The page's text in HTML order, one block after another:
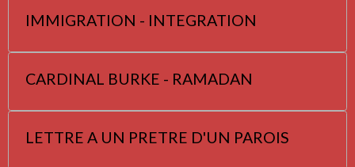
IMMIGRATION - INTEGRATION
CARDINAL BURKE - RAMADAN
LETTRE A UN PRETRE D'UN PAROIS